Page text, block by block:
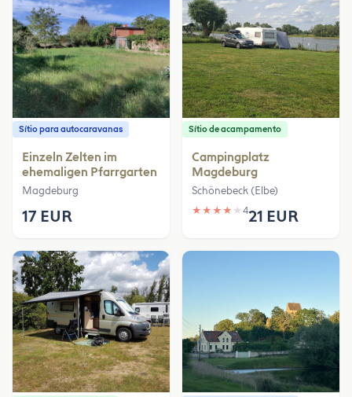
Sítio para autocaravanas
Einzeln Zelten im
ehemaligen Pfarrgarten
Magdeburg
17 EUR
Sítio de acampamento
Campingplatz
Magdeburg
Schönebeck (Elbe)
★ ★ ★ ★ ★ 421 EUR